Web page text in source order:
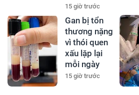
15 giờ trước
Gan bị tổn
thương nặng
vì thói quen
xấu lặp lại
mỗi ngày
15 giờ trước